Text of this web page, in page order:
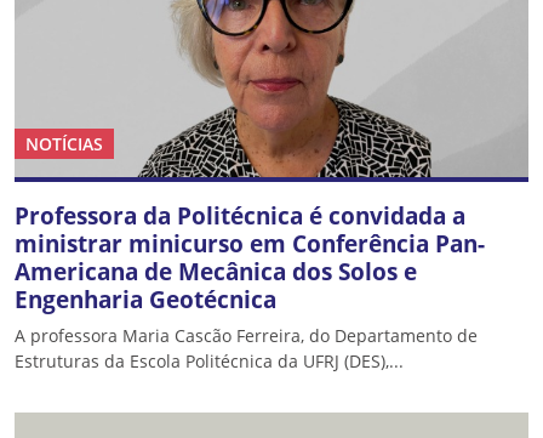
NOTÍCIAS
Professora da Politécnica é convidada a
ministrar minicurso em Conferência Pan-
Americana de Mecânica dos Solos e
Engenharia Geotécnica
A professora Maria Cascão Ferreira, do Departamento de
Estruturas da Escola Politécnica da UFRJ (DES),...